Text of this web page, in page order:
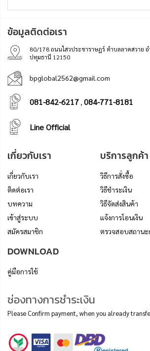
ข้อมูลติดต่อเรา
80/178 ถนนไสวประชาราษฎร์ ตำบลลาดสวาย อ
ปทุมธานี 12150
bpglobal2562@gmail.com
081-842-6217 , 084-771-8181
Line Official
เกี่ยวกับเรา
เกี่ยวกับเรา
ติดต่อเรา
บทความ
เข้าสู่ระบบ
สมัครสมาชิก
บริการลูกค้า
วิธีการสั่งซื้อ
วิธีชำระเงิน
วิธีจัดส่งสินค้า
แจ้งการโอนเงิน
ตรวจสอบสถานะ
DOWNLOAD
คู่มือการใช้
ช่องทางการชำระเงิน
Please Confirm payment, when you already